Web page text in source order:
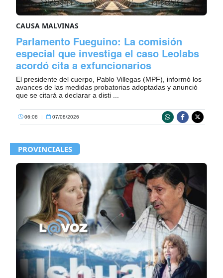
CAUSA MALVINAS
Parlamento Fueguino: La comisión
especial que investiga el caso Leolabs
acordó cita a exfuncionarios
El presidente del cuerpo, Pablo Villegas (MPF), informó los
avances de las medidas probatorias adoptadas y anunció
que se citará a declarar a disti ...
06:08 | 07/08/2026
PROVINCIALES